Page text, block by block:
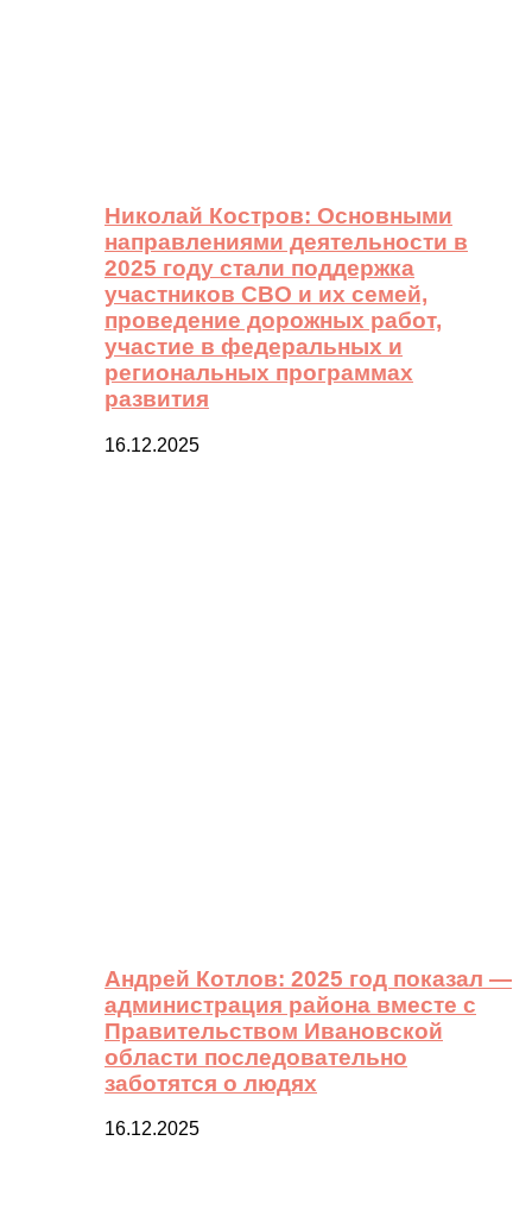
Николай Костров: Основными
направлениями деятельности в
2025 году стали поддержка
участников СВО и их семей,
проведение дорожных работ,
участие в федеральных и
региональных программах
развития
16.12.2025
Андрей Котлов: 2025 год показал —
администрация района вместе с
Правительством Ивановской
области последовательно
заботятся о людях
16.12.2025